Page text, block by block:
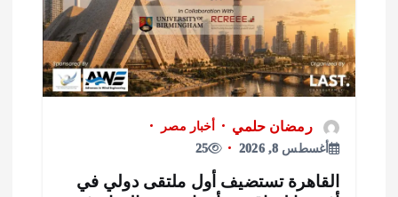
رمضان حلمي
أخبار مصر
25
تستضيف أول ملتقى دولي في